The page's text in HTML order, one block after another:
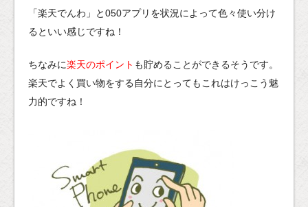
「楽天でんわ」と050アプリを状況によって色々使い分け
るといい感じですね！
ちなみに楽天のポイント も貯めることができるそうです。
楽天でよく買い物をする自分にとってもこれはけっこう魅
力的ですね！